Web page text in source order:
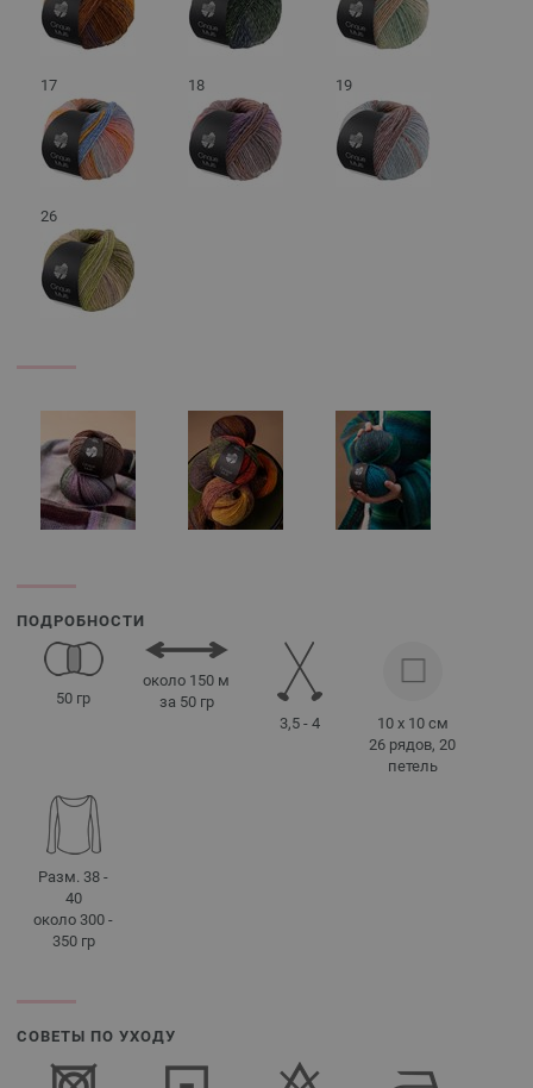
17 18 19
26
ПОДРОБНОСТИ
50 гр
около 150 м
за 50 гр
3,5 - 4
10 x 10 см
26 рядов, 20
петель
Разм. 38 -
40
около 300 -
350 гр
СОВЕТЫ ПО УХОДУ